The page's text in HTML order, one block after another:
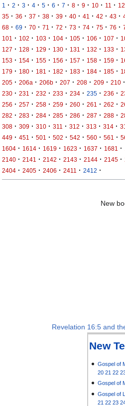
1 · 2 · 3 · 4 · 5 · 6 · 7 · 8 · 9 · 10 · 11 · 12
35 · 36 · 37 · 38 · 39 · 40 · 41 · 42 · 43 ·
68 · 69 · 70 · 71 · 72 · 73 · 74 · 75 · 76 ·
101
· 102 · 103 · 104 · 105 · 106 · 107 ·
127 · 128 · 129 · 130 · 131 · 132 · 133 ·
153 · 154 · 155 · 156 · 157 · 158 · 159 ·
179 · 180 · 181 · 182 · 183 · 184 · 185 ·
205 · 206a · 206b · 207 · 208 · 209 · 210 ·
230 · 231 · 232 · 233 · 234 · 235 · 236 ·
256 · 257 · 258 · 259 · 260 · 261 · 262 ·
282 · 283 · 284 · 285 · 286 · 287 · 288 ·
308 · 309 · 310 · 311 · 312 · 313 · 314 ·
449 · 451 · 501 · 502 · 542 · 560 · 561 ·
1604 · 1614 · 1619 · 1623 · 1637 · 1681 ·
2140 · 2141 · 2142 · 2143 · 2144 · 2145 ·
2404 · 2405 · 2406 · 2411 · 2412 ·
New
Revelation 16:5 and
New
Gospel of
20 21 22
Gospel of
Gospel of
21 22 23